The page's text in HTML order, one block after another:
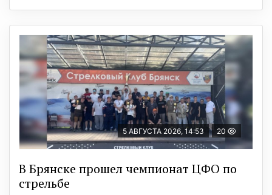
5 АВГУСТА 2026, 14:53 20
В Брянске прошел чемпионат ЦФО по
стрельбе